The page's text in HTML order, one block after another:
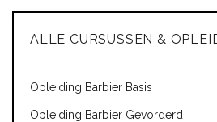
ALLE CURSUSSEN &
Opleiding Barbier Basis
Opleiding Barbier Gevorderd